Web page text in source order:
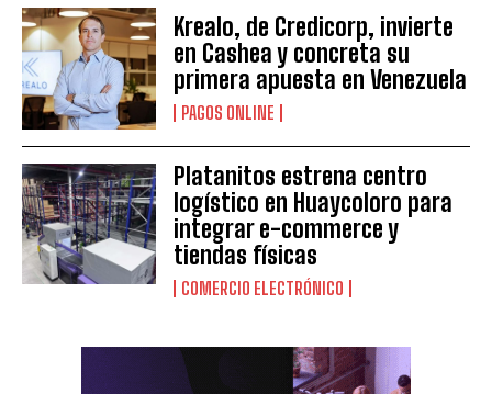
Krealo, de Credicorp, invierte
en Cashea y concreta su
primera apuesta en Venezuela
PAGOS ONLINE
Platanitos estrena centro
logístico en Huaycoloro para
integrar e-commerce y
tiendas físicas
COMERCIO ELECTRÓNICO